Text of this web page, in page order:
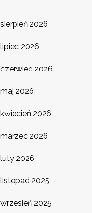
sierpień 2026
lipiec 2026
czerwiec 2026
maj 2026
kwiecień 2026
marzec 2026
luty 2026
listopad 2025
wrzesień 2025